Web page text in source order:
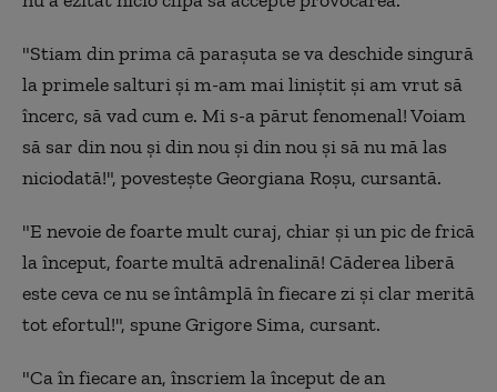
"Stiam din prima că parașuta se va deschide singură
la primele salturi și m-am mai liniștit și am vrut să
încerc, să vad cum e. Mi s-a părut fenomenal! Voiam
să sar din nou și din nou și din nou și să nu mă las
niciodată!", povestește Georgiana Roșu, cursantă.
"E nevoie de foarte mult curaj, chiar și un pic de frică
la început, foarte multă adrenalină! Căderea liberă
este ceva ce nu se întâmplă în fiecare zi și clar merită
tot efortul!", spune Grigore Sima, cursant.
"Ca în fiecare an, înscriem la început de an